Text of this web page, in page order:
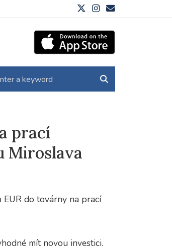
prací
Miroslava
do továrny na prací
mít novou investici.